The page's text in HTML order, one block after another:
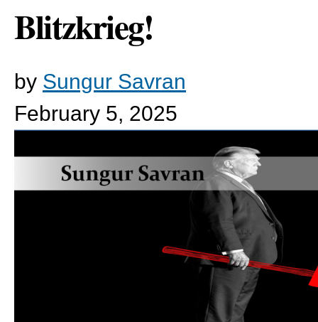
Blitzkrieg!
by Sungur Savran
February 5, 2025